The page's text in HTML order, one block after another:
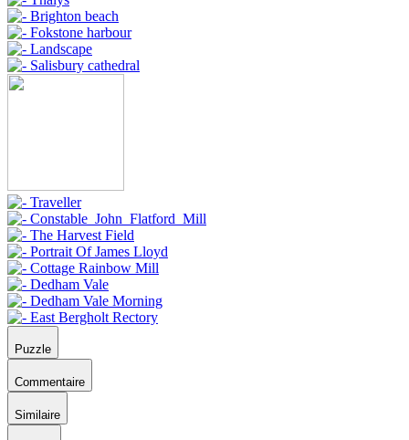
Puzzle
Commentaire
Similaire